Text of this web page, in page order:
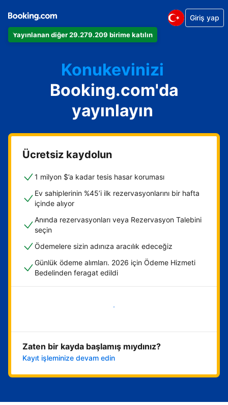
Yayınlanan diğer 29.279.209 birime katılın
Giriş yap
Otelinizi
kiralık tatil yeri
Konukevinizi
Oda ve kahvaltı tesisinizi
Booking.com'da
yayınlayın
Ücretsiz kaydolun
1 milyon $’a kadar tesis hasar koruması
Ev sahiplerinin %45’i ilk rezervasyonlarını bir hafta
içinde alıyor
Anında rezervasyonları veya Rezervasyon Talebini
seçin
Ödemelere sizin adınıza aracılık edeceğiz
Günlük ödeme alımları. 2026 için Ödeme Hizmeti
Bedelinden feragat edildi
Hemen başla
Zaten bir kayda başlamış mıydınız?
Kayıt işleminize devam edin